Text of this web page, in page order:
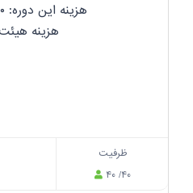
هزینه این دوره: ۱۴,۵۰۰,۰۰۰
هزینه هیئت:
ظرفیت
۴۰ /۴۰